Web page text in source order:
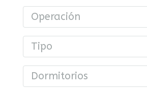
Operación
Tipo
Dormitorios